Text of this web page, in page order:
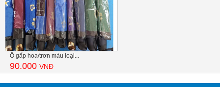
Ô gấp hoa/trơn màu loại...
90.000 VNĐ